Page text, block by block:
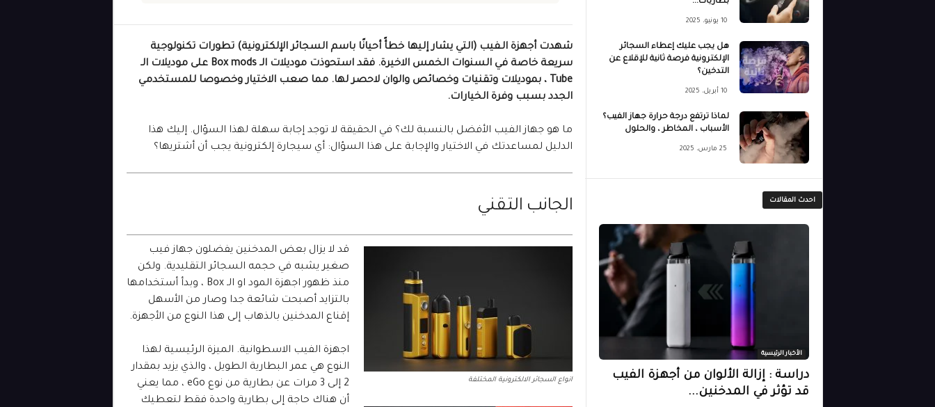
شهدت أجهزة الـفيب (التي يشار إليها خطأً أحيانًا باسم السجائر الإلكترونية) تطورات تكنولوجية
سريعة خاصة في السنوات الخمس الاخيرة. فقد استحوذت موديلات الـ Box mods على موديلات الـ
Tube ، بموديلات وتقنيات وخصائص والوان لاحصر لها. مما صعب الاختيار وخصوصا للمستخدمي
الجدد بسبب وفرة الخيارات.
ما هو جهاز الفيب الأفضل بالنسبة لك؟ في الحقيقة لا توجد إجابة سهلة لهذا السؤال. إليك هذا
الدليل لمساعدتك في الاختيار والإجابة على هذا السؤال: أي سيجارة إلكترونية يجب أن أشتريها؟
الجانب التقني
انواع السجائر الالكترونية المختلفة
قد لا يزال بعض المدخنين يفضلون جهاز فيب
صغير يشبه في حجمه السجائر التقليدية. ولكن
منذ ظهور اجهزة المود او الـ Box ، وبدأ أستخدامها
بالتزايد أصبحت شائعة جدا وصار من الأسهل
إقناع المدخنين بالذهاب إلى هذا النوع من الأجهزة.
اجهزة الفيب الاسطوانية. الميزة الرئيسية لهذا
النوع هي عمر البطارية الطويل ، والذي يزيد بمقدار
2 إلى 3 مرات عن بطارية من نوع eGo ، مما يعني
أن هناك حاجة إلى بطارية واحدة فقط لتعطيك
10 يونيو، 2025
هل يجب عليك إعطاء السجائر
الإلكترونية فرصة ثانية للإقلاع عن
التدخين؟
10 أبريل، 2025
لماذا ترتفع درجة حرارة جهاز الفيب؟
الأسباب ، المخاطر ، والحلول
25 مارس، 2025
احدث المقالات
الأخبار الرئيسية
دراسة : إزالة الألوان من أجهزة الفيب
قد تؤثر في المدخنين...